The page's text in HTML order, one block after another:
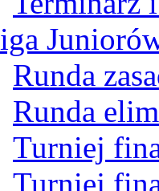
Runda
Runda
Turniej
Turniej